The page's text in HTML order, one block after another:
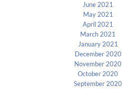
June 2021
May 2021
April 2021
March 2021
January 2021
December 2020
November 2020
October 2020
September 2020